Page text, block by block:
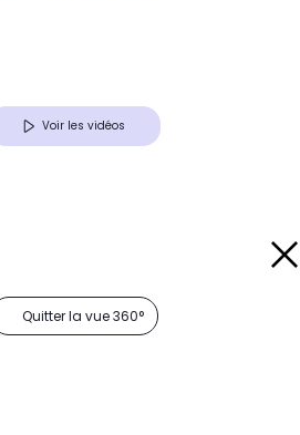
Voir les vidéos
Quitter la vue 360°